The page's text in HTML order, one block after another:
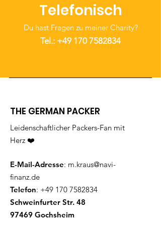
Telefonisch
Du hast Fragen zu meiner Charity?
Tel.: +49 170 7582834
THE GERMAN PACKER
Leidenschaftlicher Packers-Fan mit
Herz ❤️
E-Mail-Adresse: m.kraus@navi-
finanz.de
Telefon: +49 170 7582834
Schweinfurter Str. 48
97469 Gochsheim